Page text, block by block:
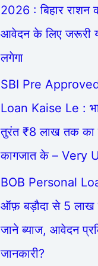
2026 : बिहार राशन
आवेदन के लिए जरूरी
लगेगा
SBI Pre
Loan Kaise Le :
तुरंत ₹8 लाख तक का
कागजात के – Very
BOB Personal
ऑफ़ बड़ौदा से 5 लाख
जाने ब्याज, आवेदन
जानकारी?